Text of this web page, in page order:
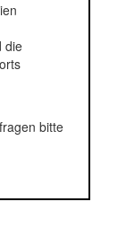
zur Datenbank
die
bitte